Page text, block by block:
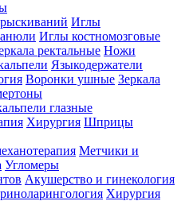
Иглы
Иглы костномозговые
ректальные Ножи
Языкодержатели
Воронки ушные Зеркала
глазные
Хирургия Шприцы
Метчики и
Угломеры
Акушерство и гинекология
Хирургия